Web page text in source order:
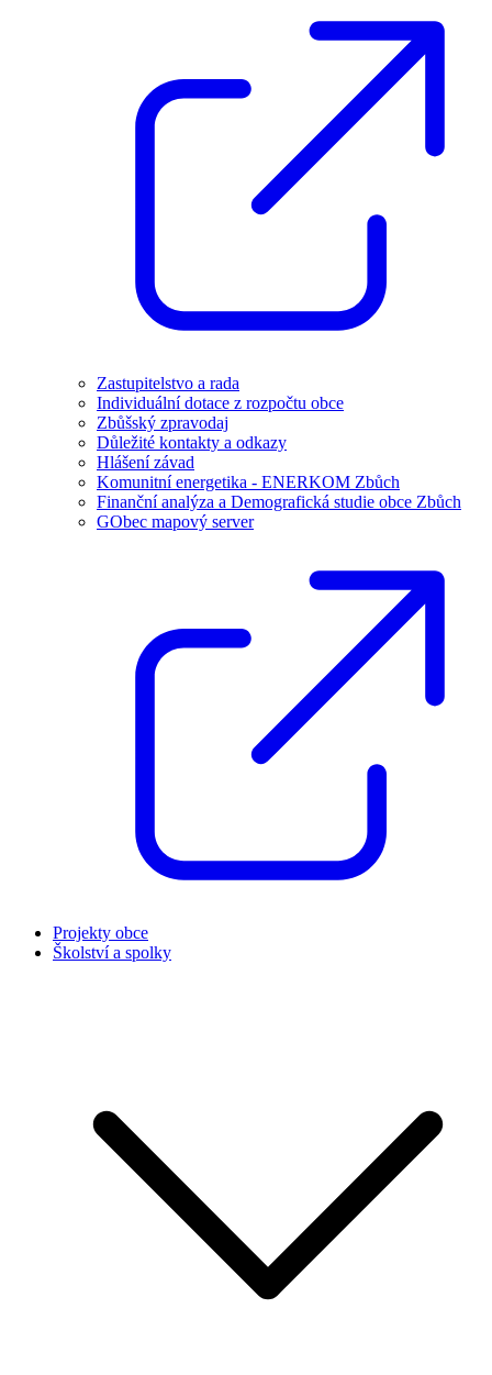
Zastupitelstvo a rada
Individuální dotace z rozpočtu obce
Zbůšský zpravodaj
Důležité kontakty a odkazy
Hlášení závad
Komunitní energetika - ENERKOM Zbůch
Finanční analýza a Demografická studie obce Zbůch
GObec mapový server
Projekty obce
Školství a spolky